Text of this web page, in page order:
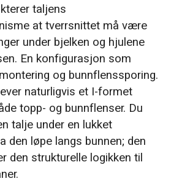
taljens
at tverrsnittet må være
under bjelken og hjulene
En konfigurasjon som
og bunnflenssporing.
naturligvis et I-formet
topp- og bunnflenser. Du
talje under en lukket
den løpe langs bunnen; den
den strukturelle logikken til